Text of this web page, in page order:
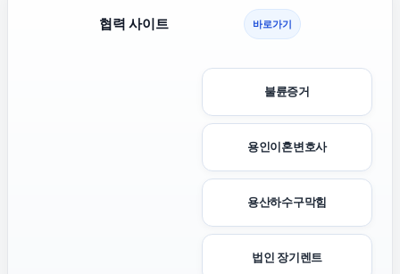
협력 사이트 바로가기
불륜증거
용인이혼변호사
용산하수구막힘
법인 장기렌트